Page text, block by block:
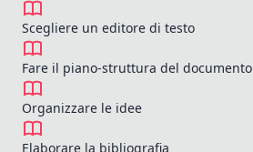
Scegliere un editore di testo
Fare il piano-struttura del documento
Organizzare le idee
Elaborare la bibliografia